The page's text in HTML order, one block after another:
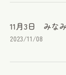
11月3日 みな
2023/11/08